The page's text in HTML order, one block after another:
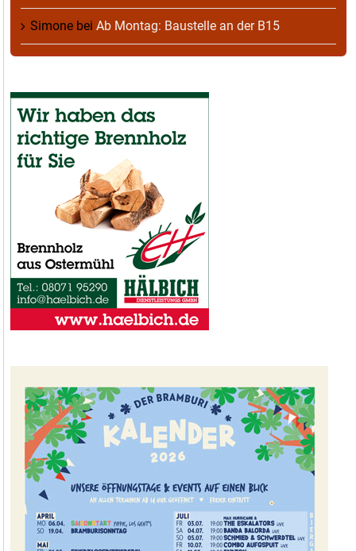
Simone bei Ab Montag: Baustelle an der B15